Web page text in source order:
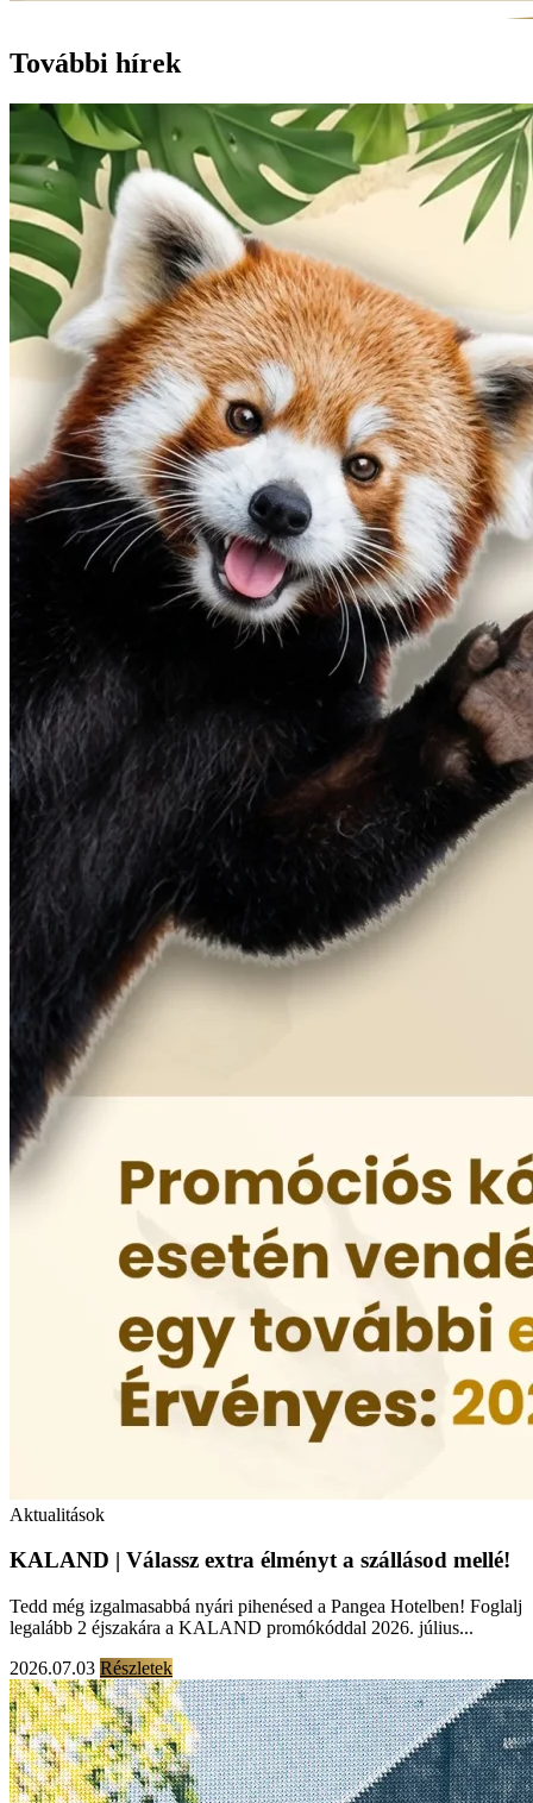
További hírek
Aktualitások
KALAND | Válassz extra élményt a szállásod mellé!
Tedd még izgalmasabbá nyári pihenésed a Pangea Hotelben! Foglalj
legalább 2 éjszakára a KALAND promókóddal 2026. július...
2026.07.03 Részletek